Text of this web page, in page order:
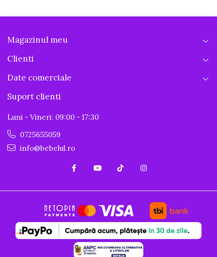
Magazinul meu
Clienti
Date comerciale
Suport clienti
Luni - Vineri: 09:00 - 17:30
0725655059
info@bebelul.ro